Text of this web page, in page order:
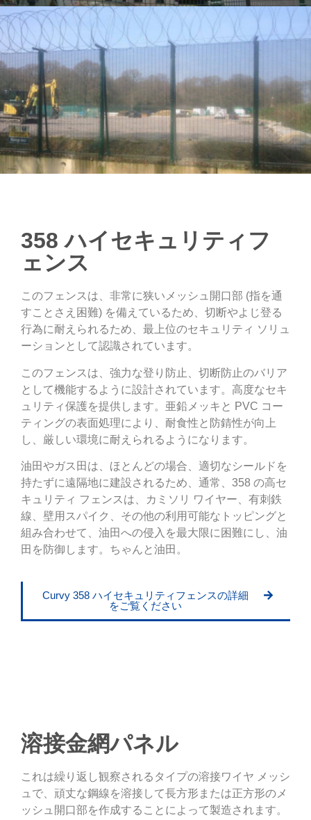
358 ハイセキュリティフ
ェンス
このフェンスは、非常に狭いメッシュ開口部 (指を通
すことさえ困難) を備えているため、切断やよじ登る
行為に耐えられるため、最上位のセキュリティ ソリュ
ーションとして認識されています。
このフェンスは、強力な登り防止、切断防止のバリア
として機能するように設計されています。高度なセキ
ュリティ保護を提供します。亜鉛メッキと PVC コー
ティングの表面処理により、耐食性と防錆性が向上
し、厳しい環境に耐えられるようになります。
油田やガス田は、ほとんどの場合、適切なシールドを
持たずに遠隔地に建設されるため、通常、358 の高セ
キュリティ フェンスは、カミソリ ワイヤー、有刺鉄
線、壁用スパイク、その他の利用可能なトッピングと
組み合わせて、油田への侵入を最大限に困難にし、油
田を防御します。ちゃんと油田。
Curvy 358 ハイセキュリティフェンスの詳細
をご覧ください
溶接金網パネル
これは繰り返し観察されるタイプの溶接ワイヤ メッシ
ュで、頑丈な鋼線を溶接して長方形または正方形のメ
ッシュ開口部を作成することによって製造されます。